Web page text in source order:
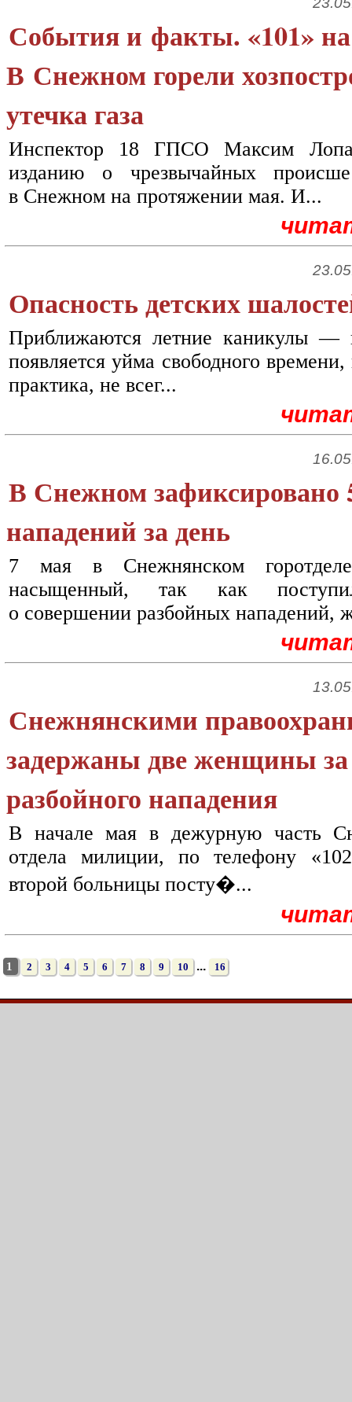
События и факты. «101»
В Снежном горели
утечка газа
Инспектор 18 ГПСО Максим
изданию о чрезвычайных
в Снежном на протяжении мая. И...
Опасность детских
Приближаются летние каникулы —
появляется уйма свободного
практика, не всег...
В Снежном зафиксировано
нападений за день
7 мая в Снежнянском
насыщенный, так как
о совершении разбойных нападений,
Снежнянскими
задержаны две женщины
разбойного нападения
В начале мая в дежурную часть
отдела милиции, по телефону
второй больницы посту�...
1 2 3 4 5 6 7 8 9 10 ... 16